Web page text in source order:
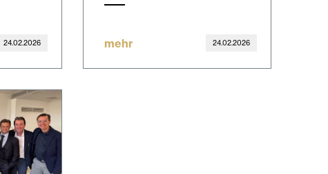
24.02.2026 mehr 24.02.2026